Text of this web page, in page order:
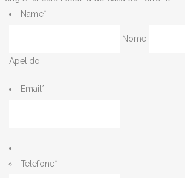
Name*
Nome
Apelido
Email*
Telefone*